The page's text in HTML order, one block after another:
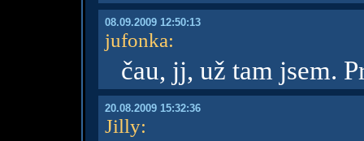
08.09.2009 12:50:13
jufonka:
čau, jj, už tam jsem.
20.08.2009 15:32:36
Jilly: